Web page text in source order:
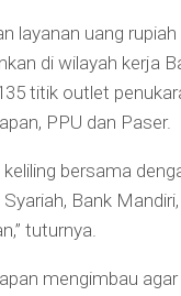
layanan uang
di wilayah kerja
titik outlet
PPU dan Paser.
bersama
Bank
tuturnya.
mengimbau